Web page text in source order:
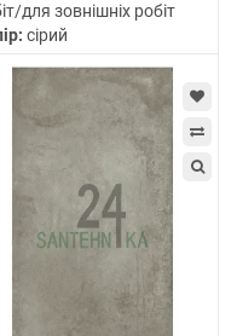
для зовнішніх робіт
сірий